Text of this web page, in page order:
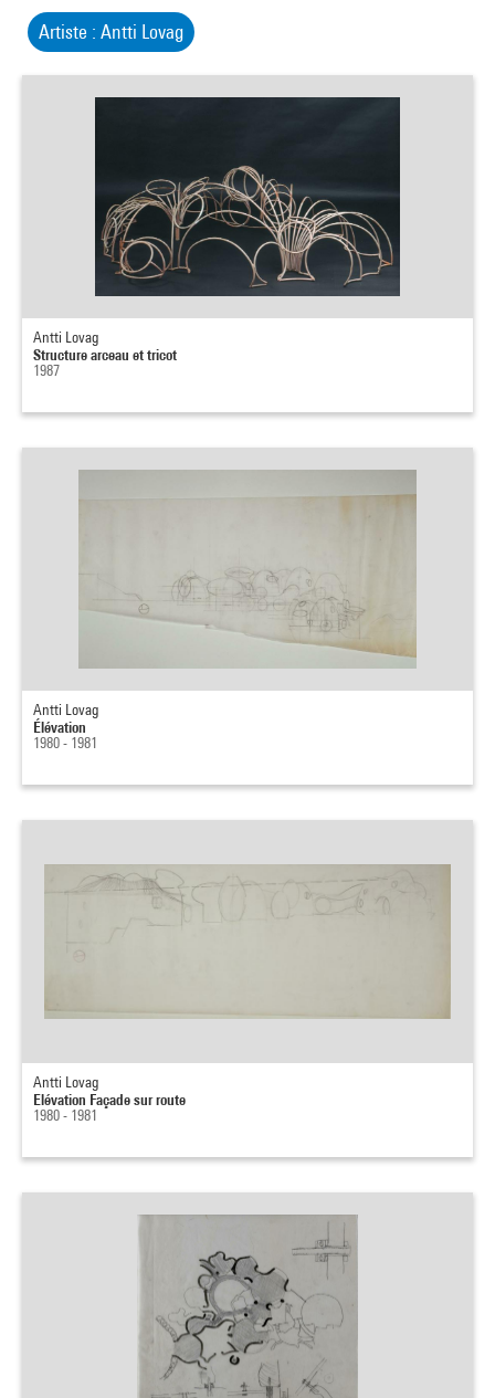
Artiste : Antti Lovag
Antti Lovag
Structure arceau et tricot
1987
Antti Lovag
Élévation
1980 - 1981
Antti Lovag
Elévation Façade sur route
1980 - 1981